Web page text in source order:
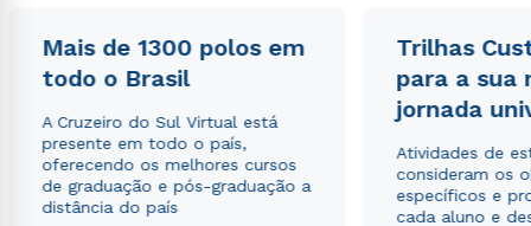
Mais de 1300 polos em
todo o Brasil
A Cruzeiro do Sul Virtual está
presente em todo o país,
oferecendo os melhores cursos
de graduação e pós-graduação a
distância do país
Trilhas
para a sua
jornada
Atividades de
consideram os
específicos e
cada aluno e